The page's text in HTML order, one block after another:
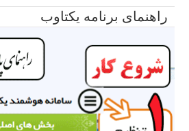
راهنمای برنامه یکتاوب